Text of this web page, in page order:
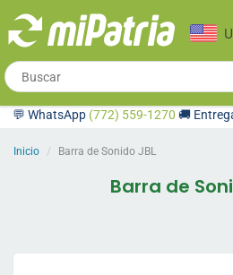
WhatsApp(772) 559-1270🚚 Entregas
Inicio Barra de Sonido JBL
Barra de